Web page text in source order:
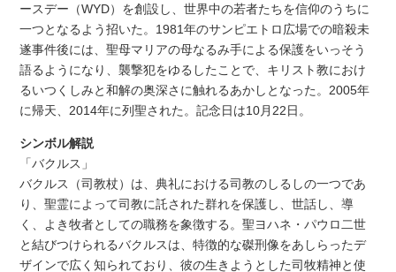
ースデー（WYD）を創設し、世界中の若者たちを信仰のうちに
一つとなるよう招いた。1981年のサンピエトロ広場での暗殺未
遂事件後には、聖母マリアの母なるみ手による保護をいっそう
語るようになり、襲撃犯をゆるしたことで、キリスト教におけ
るいつくしみと和解の奥深さに触れるあかしとなった。2005年
に帰天、2014年に列聖された。記念日は10月22日。
シンボル解説
「バクルス」
バクルス（司教杖）は、典礼における司教のしるしの一つであ
り、聖霊によって司教に託された群れを保護し、世話し、導
く、よき牧者としての職務を象徴する。聖ヨハネ・パウロ二世
と結びつけられるバクルスは、特徴的な磔刑像をあしらったデ
ザインで広く知られており、彼の生きようとした司牧精神と使